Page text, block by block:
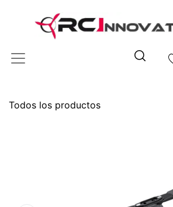
Todos los productos